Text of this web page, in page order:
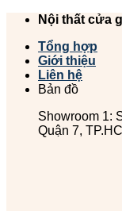
Chuyển
dung
Nội thất cửa
Tổng hợp
Giới thiệu
Liên hệ
Bản đồ
Showroom 1:
Quận 7,